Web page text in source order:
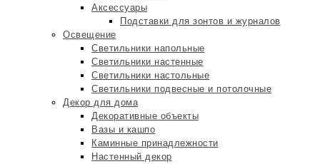
Аксессуары
Подставки для зонтов и журналов
Освещение
Светильники напольные
Светильники настенные
Светильники настольные
Светильники подвесные и потолочные
Декор для дома
Декоративные объекты
Вазы и кашпо
Каминные принадлежности
Настенный декор